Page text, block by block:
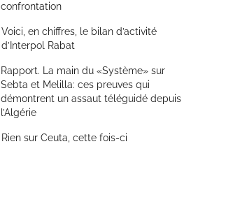
confrontation
Voici, en chiffres, le bilan d’activité
d’Interpol Rabat
Rapport. La main du «Système» sur
Sebta et Melilla: ces preuves qui
démontrent un assaut téléguidé depuis
l’Algérie
Rien sur Ceuta, cette fois-ci